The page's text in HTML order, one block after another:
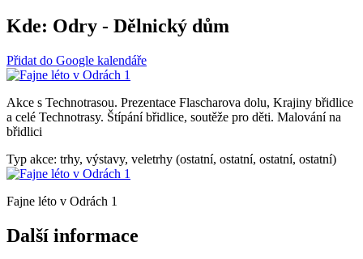
Kde: Odry - Dělnický dům
Přidat do Google kalendáře
Akce s Technotrasou. Prezentace Flascharova dolu, Krajiny břidlice
a celé Technotrasy. Štípání břidlice, soutěže pro děti. Malování na
břidlici
Typ akce: trhy, výstavy, veletrhy (ostatní, ostatní, ostatní, ostatní)
Fajne léto v Odrách 1
Další informace